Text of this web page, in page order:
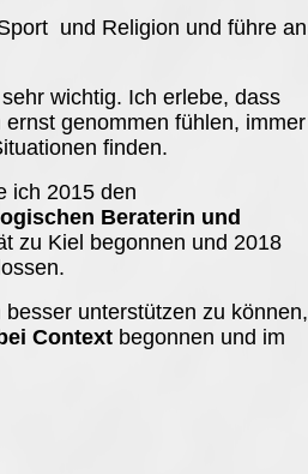
und Religion und führe an
wichtig. Ich erlebe, dass
ernst genommen fühlen, immer
finden.
ich 2015 den
Beraterin und
zu Kiel begonnen und 2018
unterstützen zu können,
Context begonnen und im